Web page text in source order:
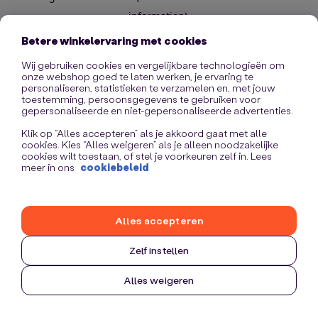
information).
Betere winkelervaring met cookies
Wij gebruiken cookies en vergelijkbare technologieën om
onze webshop goed te laten werken, je ervaring te
personaliseren, statistieken te verzamelen en, met jouw
toestemming, persoonsgegevens te gebruiken voor
gepersonaliseerde en niet-gepersonaliseerde advertenties.
Klik op “Alles accepteren” als je akkoord gaat met alle
cookies. Kies “Alles weigeren” als je alleen noodzakelijke
cookies wilt toestaan, of stel je voorkeuren zelf in. Lees
meer in ons cookiebeleid
Zelf instellen
Alles weigeren
Alles accepteren